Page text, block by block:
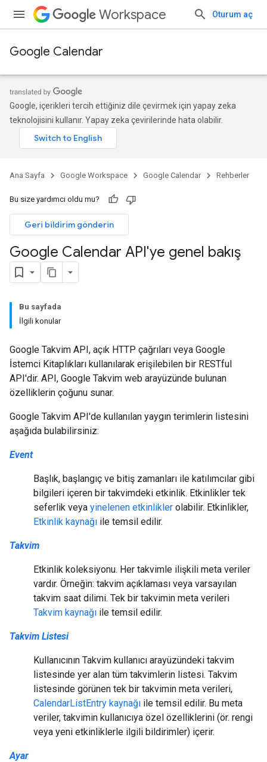
Workspace Oturum aç
Google Calendar
Google, içerikleri tercih ettiğiniz dile çevirmek için yapay zeka
teknolojisini kullanır. Yapay zeka çevirilerinde hata olabilir.
Ana Sayfa Google Workspace Google Calendar Rehberler
Bu size yardımcı oldu mu?
Geri bildirim gönderin
Google Calendar API'ye genel bakış
Bu sayfada
İlgili konular
Google Takvim API, açık HTTP çağrıları veya Google
İstemci Kitaplıkları kullanılarak erişilebilen bir RESTful
API'dir. API, Google Takvim web arayüzünde bulunan
özelliklerin çoğunu sunar.
Google Takvim API'de kullanılan yaygın terimlerin listesini
aşağıda bulabilirsiniz:
Event
Başlık, başlangıç ve bitiş zamanları ile katılımcılar gibi
bilgileri içeren bir takvimdeki etkinlik. Etkinlikler tek
seferlik veya yinelenen etkinlikler olabilir. Etkinlikler,
Etkinlik kaynağı ile temsil edilir.
Takvim
Etkinlik koleksiyonu. Her takvimle ilişkili meta veriler
vardır. Örneğin: takvim açıklaması veya varsayılan
takvim saat dilimi. Tek bir takvimin meta verileri
Takvim kaynağı ile temsil edilir.
Takvim Listesi
Kullanıcının Takvim kullanıcı arayüzündeki takvim
listesinde yer alan tüm takvimlerin listesi. Takvim
listesinde görünen tek bir takvimin meta verileri,
CalendarListEntry kaynağı ile temsil edilir. Bu meta
veriler, takvimin kullanıcıya özel özelliklerini (ör. rengi
veya yeni etkinliklerle ilgili bildirimler) içerir.
Ayar